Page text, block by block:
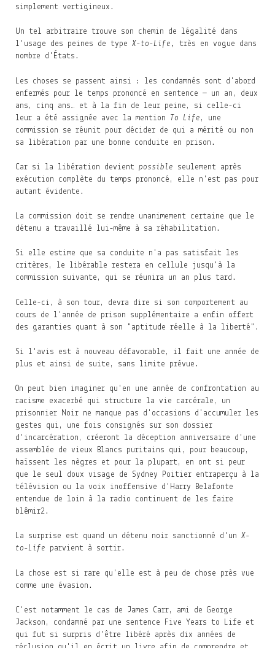
simplement vertigineux.
Un tel arbitraire trouve son chemin de légalité dans
l'usage des peines de type X-to-Life, très en vogue dans
nombre d'États.
Les choses se passent ainsi : les condamnés sont d'abord
enfermés pour le temps prononcé en sentence — un an, deux
ans, cinq ans… et à la fin de leur peine, si celle-ci
leur a été assignée avec la mention
To Life , une
commission se réunit pour décider de qui a mérité ou non
sa libération par une bonne conduite en prison.
Car si la libération devient possible seulement après
exécution complète du temps prononcé, elle n'est pas pour
autant évidente.
La commission doit se rendre unanimement certaine que le
détenu a travaillé lui-même à sa réhabilitation.
Si elle estime que sa conduite n'a pas satisfait les
critères, le libérable restera en cellule jusqu'à la
commission suivante, qui se réunira un an plus tard.
Celle-ci, à son tour, devra dire si son comportement au
cours de l'année de prison supplémentaire a enfin offert
des garanties quant à son "aptitude réelle à la liberté".
Si l'avis est à nouveau défavorable, il fait une année de
plus et ainsi de suite, sans limite prévue.
On peut bien imaginer qu'en une année de confrontation au
racisme exacerbé qui structure la vie carcérale, un
prisonnier Noir ne manque pas d'occasions d'accumuler les
gestes qui, une fois consignés sur son dossier
d'incarcération, créeront la déception anniversaire d'une
assemblée de vieux Blancs puritains qui, pour beaucoup,
haïssent les nègres et pour la plupart, en ont si peur
que le seul doux visage de Sydney Poitier entraperçu à la
télévision ou la voix inoffensive d'Harry Belafonte
entendue de loin à la radio continuent de les faire
blêmir2.
La surprise est quand un détenu noir sanctionné d'un X-
to-Life parvient à sortir.
La chose est si rare qu'elle est à peu de chose près vue
comme une évasion.
C'est notamment le cas de James Carr, ami de George
Jackson, condamné par une sentence Five Years to Life et
qui fut si surpris d'être libéré après dix années de